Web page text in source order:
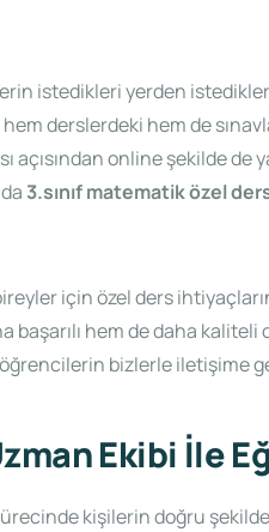
istedikleri yerden
derslerdeki hem de
açısından online şekilde de
3.sınıf matematik özel
için özel ders
başarılı hem de daha
bizlerle iletişime
Ekibi İle
kişilerin doğru